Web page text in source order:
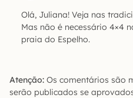
Olá, Juliana! Veja nas
Mas não é necessário 4×4
praia do Espelho.
Atenção: Os comentários são
serão publicados se